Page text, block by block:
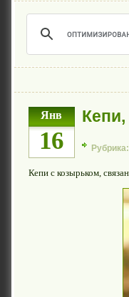
Янв
16 Рубрика:
Кепи с козырьком,